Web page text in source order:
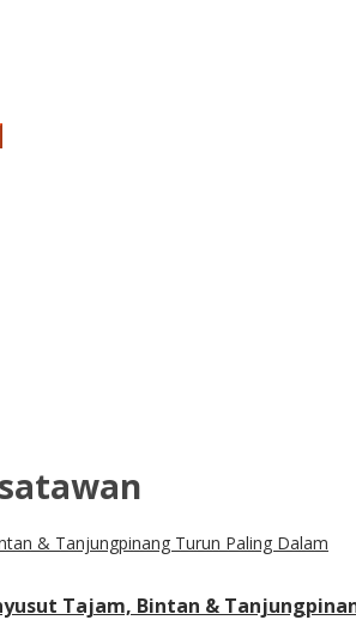
Tajam, Bintan &